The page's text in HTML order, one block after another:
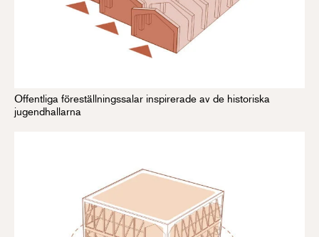
Offentliga föreställningssalar inspirerade av de historiska
jugendhallarna